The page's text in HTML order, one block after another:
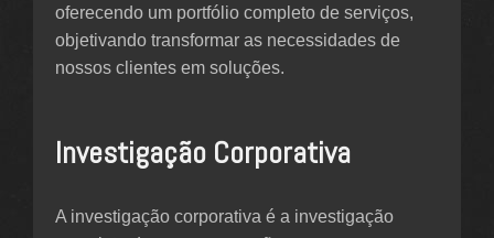
oferecendo um portfólio completo de serviços,
objetivando transformar as necessidades de
nossos clientes em soluções.
Investigação Corporativa
A investigação corporativa é a investigação